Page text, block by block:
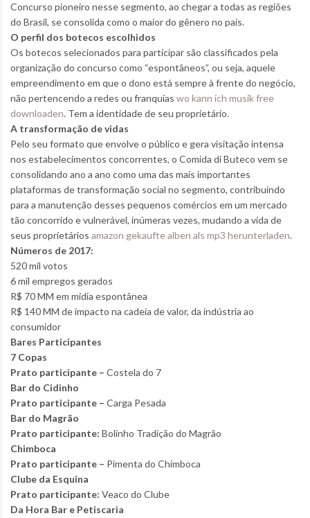
Concurso pioneiro nesse segmento, ao chegar a todas as regiões
do Brasil, se consolida como o maior do gênero no país.
O perfil dos botecos escolhidos
Os botecos selecionados para participar são classificados pela
organização do concurso como “espontâneos”, ou seja, aquele
empreendimento em que o dono está sempre à frente do negócio,
não pertencendo a redes ou franquias wo kann ich musik free
downloaden. Tem a identidade de seu proprietário.
A transformação de vidas
Pelo seu formato que envolve o público e gera visitação intensa
nos estabelecimentos concorrentes, o Comida di Buteco vem se
consolidando ano a ano como uma das mais importantes
plataformas de transformação social no segmento, contribuindo
para a manutenção desses pequenos comércios em um mercado
tão concorrido e vulnerável, inúmeras vezes, mudando a vida de
seus proprietários amazon gekaufte alben als mp3 herunterladen.
Números de 2017:
520 mil votos
6 mil empregos gerados
R$ 70 MM em mídia espontânea
R$ 140 MM de impacto na cadeia de valor, da indústria ao
consumidor
Bares Participantes
7 Copas
Prato participante – Costela do 7
Bar do Cidinho
Prato participante – Carga Pesada
Bar do Magrão
Prato participante: Bolinho Tradição do Magrão
Chimboca
Prato participante – Pimenta do Chimboca
Clube da Esquina
Prato participante: Veaco do Clube
Da Hora Bar e Petiscaria